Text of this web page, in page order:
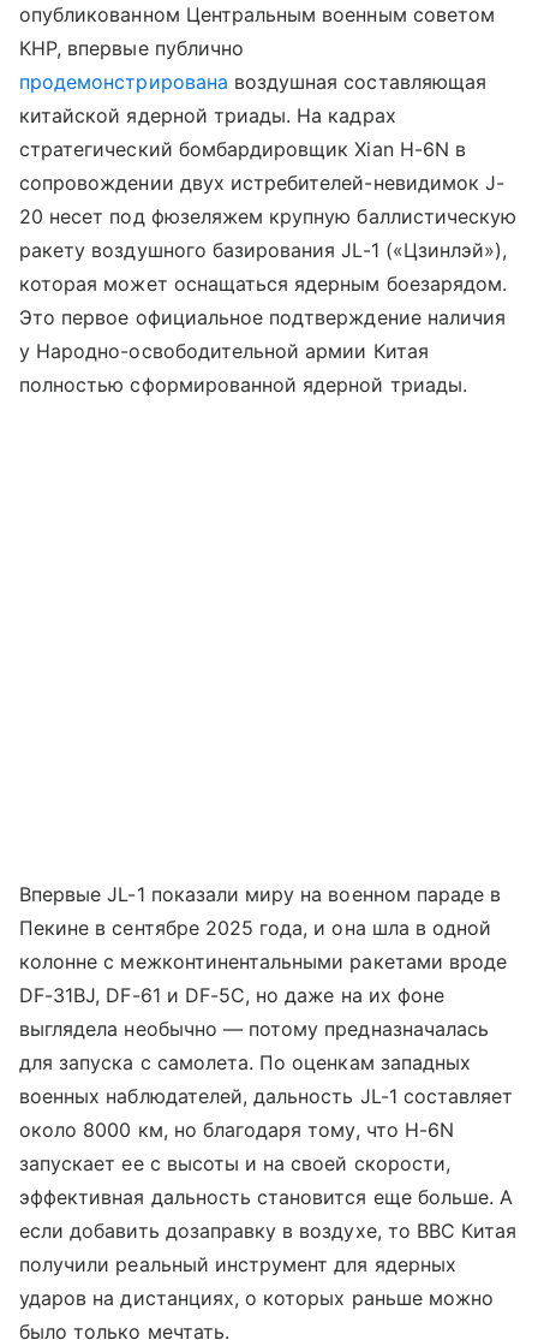
опубликованном Центральным военным советом
КНР, впервые публично
продемонстрирована воздушная составляющая
китайской ядерной триады. На кадрах
стратегический бомбардировщик Xian H-6N в
сопровождении двух истребителей-невидимок J-
20 несет под фюзеляжем крупную баллистическую
ракету воздушного базирования JL-1 («Цзинлэй»),
которая может оснащаться ядерным боезарядом.
Это первое официальное подтверждение наличия
у Народно-освободительной армии Китая
полностью сформированной ядерной триады.
Впервые JL-1 показали миру на военном параде в
Пекине в сентябре 2025 года, и она шла в одной
колонне с межконтинентальными ракетами вроде
DF-31BJ, DF-61 и DF-5C, но даже на их фоне
выглядела необычно — потому предназначалась
для запуска с самолета. По оценкам западных
военных наблюдателей, дальность JL-1 составляет
около 8000 км, но благодаря тому, что H-6N
запускает ее с высоты и на своей скорости,
эффективная дальность становится еще больше. А
если добавить дозаправку в воздухе, то ВВС Китая
получили реальный инструмент для ядерных
ударов на дистанциях, о которых раньше можно
было только мечтать.